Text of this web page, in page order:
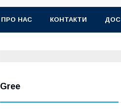
ПРО НАС КОНТАКТИ
Gree